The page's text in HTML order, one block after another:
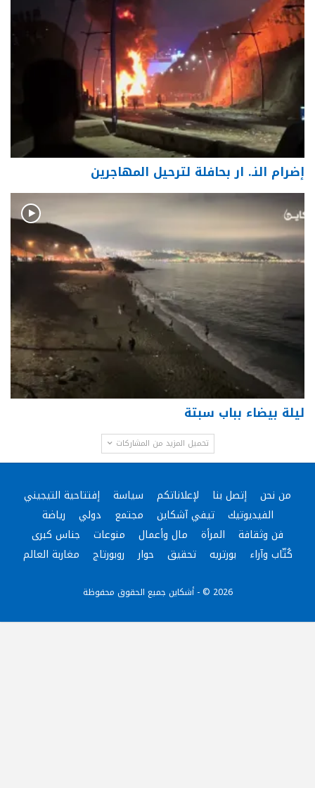
إضرام النـ. ار بحافلة لترحيل المهاجرين
ليلة بيضاء بباب سبتة
تحميل المزيد من المشاركات
من نحن إتصل بنا لإعلاناتكم سياسة
إفتتاحية التيجيني
الفيديوتيك
تيفي آشكاين مجتمع دولي
رياضة
فن وثقافة
المرأة مال وأعمال منوعات
جناس كبرى
كُتّاب وآراء
بورتريه تحقيق حوار روبورتاج مغاربة العالم
2026 © - أشكاين جميع الحقوق محفوظة